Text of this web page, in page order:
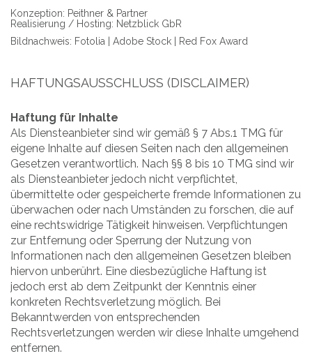
Konzeption: Peithner & Partner
Realisierung / Hosting: Netzblick GbR
Bildnachweis: Fotolia | Adobe Stock | Red Fox Award
HAFTUNGSAUSSCHLUSS (DISCLAIMER)
Haftung für Inhalte
Als Diensteanbieter sind wir gemäß § 7 Abs.1 TMG für
eigene Inhalte auf diesen Seiten nach den allgemeinen
Gesetzen verantwortlich. Nach §§ 8 bis 10 TMG sind wir
als Diensteanbieter jedoch nicht verpflichtet,
übermittelte oder gespeicherte fremde Informationen zu
überwachen oder nach Umständen zu forschen, die auf
eine rechtswidrige Tätigkeit hinweisen. Verpflichtungen
zur Entfernung oder Sperrung der Nutzung von
Informationen nach den allgemeinen Gesetzen bleiben
hiervon unberührt. Eine diesbezügliche Haftung ist
jedoch erst ab dem Zeitpunkt der Kenntnis einer
konkreten Rechtsverletzung möglich. Bei
Bekanntwerden von entsprechenden
Rechtsverletzungen werden wir diese Inhalte umgehend
entfernen.